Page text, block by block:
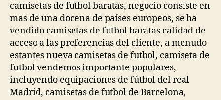
camisetas de futbol baratas, negocio consiste en
mas de una docena de países europeos, se ha
vendido camisetas de futbol baratas calidad de
acceso a las preferencias del cliente, a menudo
estantes nueva camisetas de futbol, camiseta de
futbol vendemos importante populares,
incluyendo equipaciones de fútbol del real
Madrid, camisetas de futbol de Barcelona,